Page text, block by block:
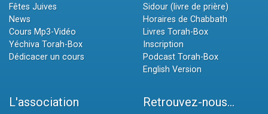
Fêtes Juives
News
Cours Mp3-Vidéo
Yéchiva Torah-Box
Dédicacer un cours
Sidour (livre de prière)
Horaires de Chabbath
Livres Torah-Box
Inscription
Podcast Torah-Box
English Version
L'association Retrouvez-nous...